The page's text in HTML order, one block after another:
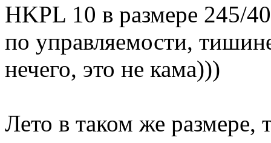
HKPL 10 в размере 245/
по управляемости,
нечего, это не кама)))
Лето в таком же размере,